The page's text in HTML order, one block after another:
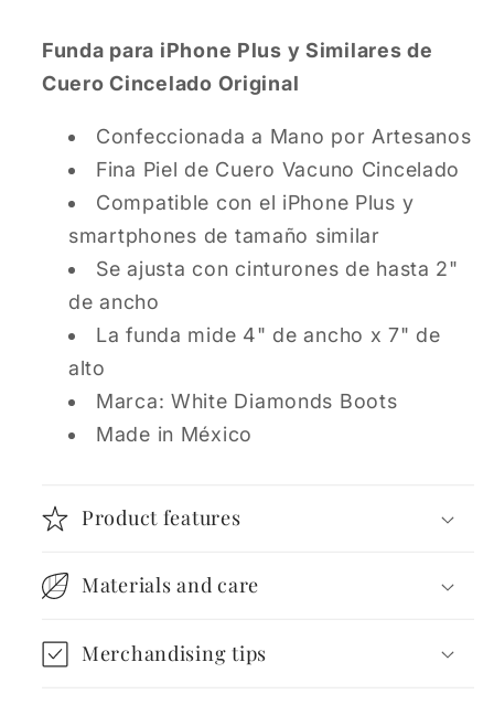
Funda para iPhone Plus y Similares de
Cuero Cincelado Original
Confeccionada a Mano por Artesanos
Fina Piel de Cuero Vacuno Cincelado
Compatible con el iPhone Plus y
smartphones de tamaño similar
Se ajusta con cinturones de hasta 2"
de ancho
La funda mide 4" de ancho x 7" de
alto
Marca: White Diamonds Boots
Made in México
Product features
Materials and care
Merchandising tips